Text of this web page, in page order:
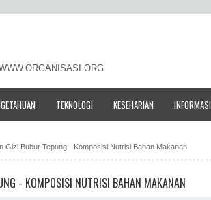
TEKNOLOGI KESEHARIAN INFORMASI
Gizi Bubur Tepung - Komposisi Nutrisi Bahan Makanan
- KOMPOSISI NUTRISI BAHAN MAKANAN